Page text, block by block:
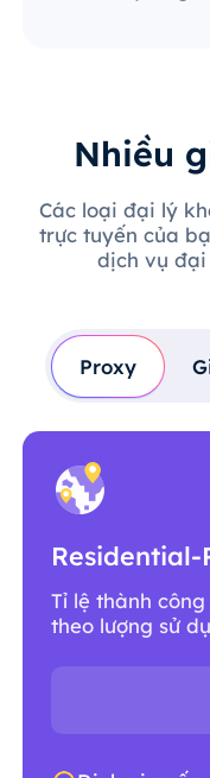
Nhiều
Các loại đại lý
trực tuyến của
dịch vụ
Proxy
Residential-
Tỉ lệ thành
theo lượng sử